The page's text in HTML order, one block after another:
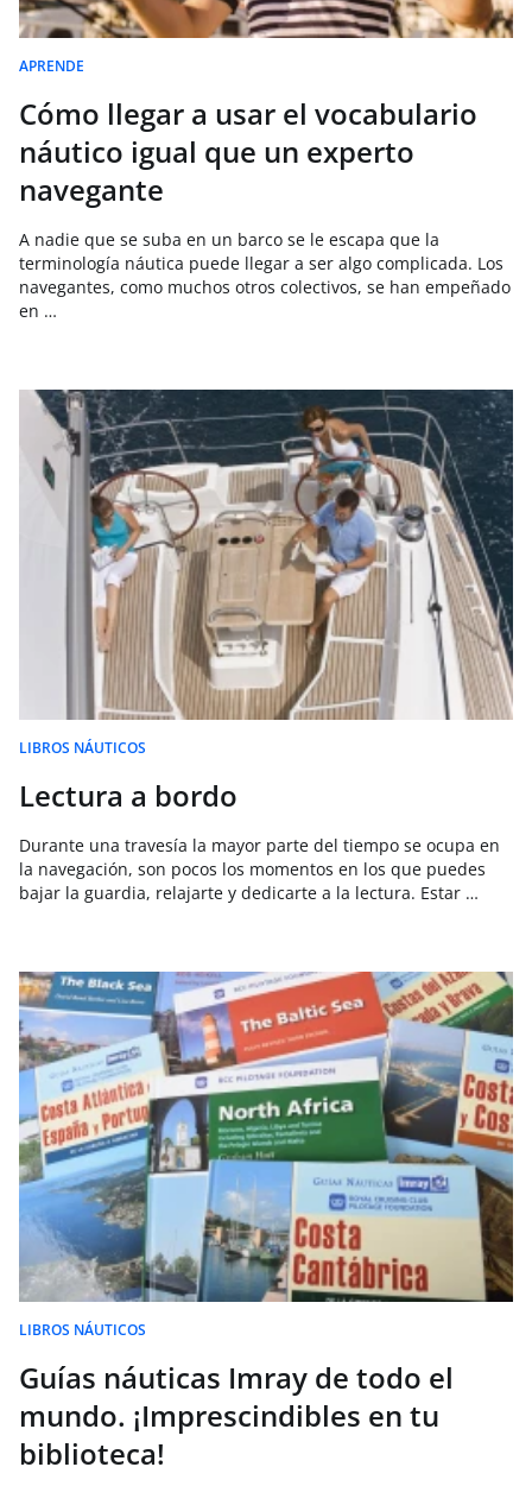
APRENDE
Cómo llegar a usar el vocabulario
náutico igual que un experto
navegante
A nadie que se suba en un barco se le escapa que la
terminología náutica puede llegar a ser algo complicada. Los
navegantes, como muchos otros colectivos, se han empeñado
en …
LIBROS NÁUTICOS
Lectura a bordo
Durante una travesía la mayor parte del tiempo se ocupa en
la navegación, son pocos los momentos en los que puedes
bajar la guardia, relajarte y dedicarte a la lectura. Estar …
LIBROS NÁUTICOS
Guías náuticas Imray de todo el
mundo. ¡Imprescindibles en tu
biblioteca!